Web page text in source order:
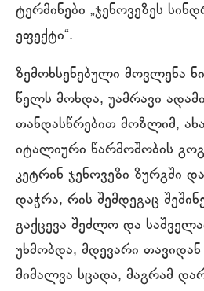
ტერმინები „ჯენოვეზეს
ეფექტი“.
ზემოხსენებული მოვლენა
წელს მოხდა, უამრავი
თანდასწრებით მოზლიმ,
იტალიური წარმოშობის
კეტრინ ჯენოვეზი ზურგში
დაჭრა, რის შემდეგაც
გაქცევა შეძლო და
უხმობდა, მდევარი თავიდან
მიმალვა სცადა, მაგრამ